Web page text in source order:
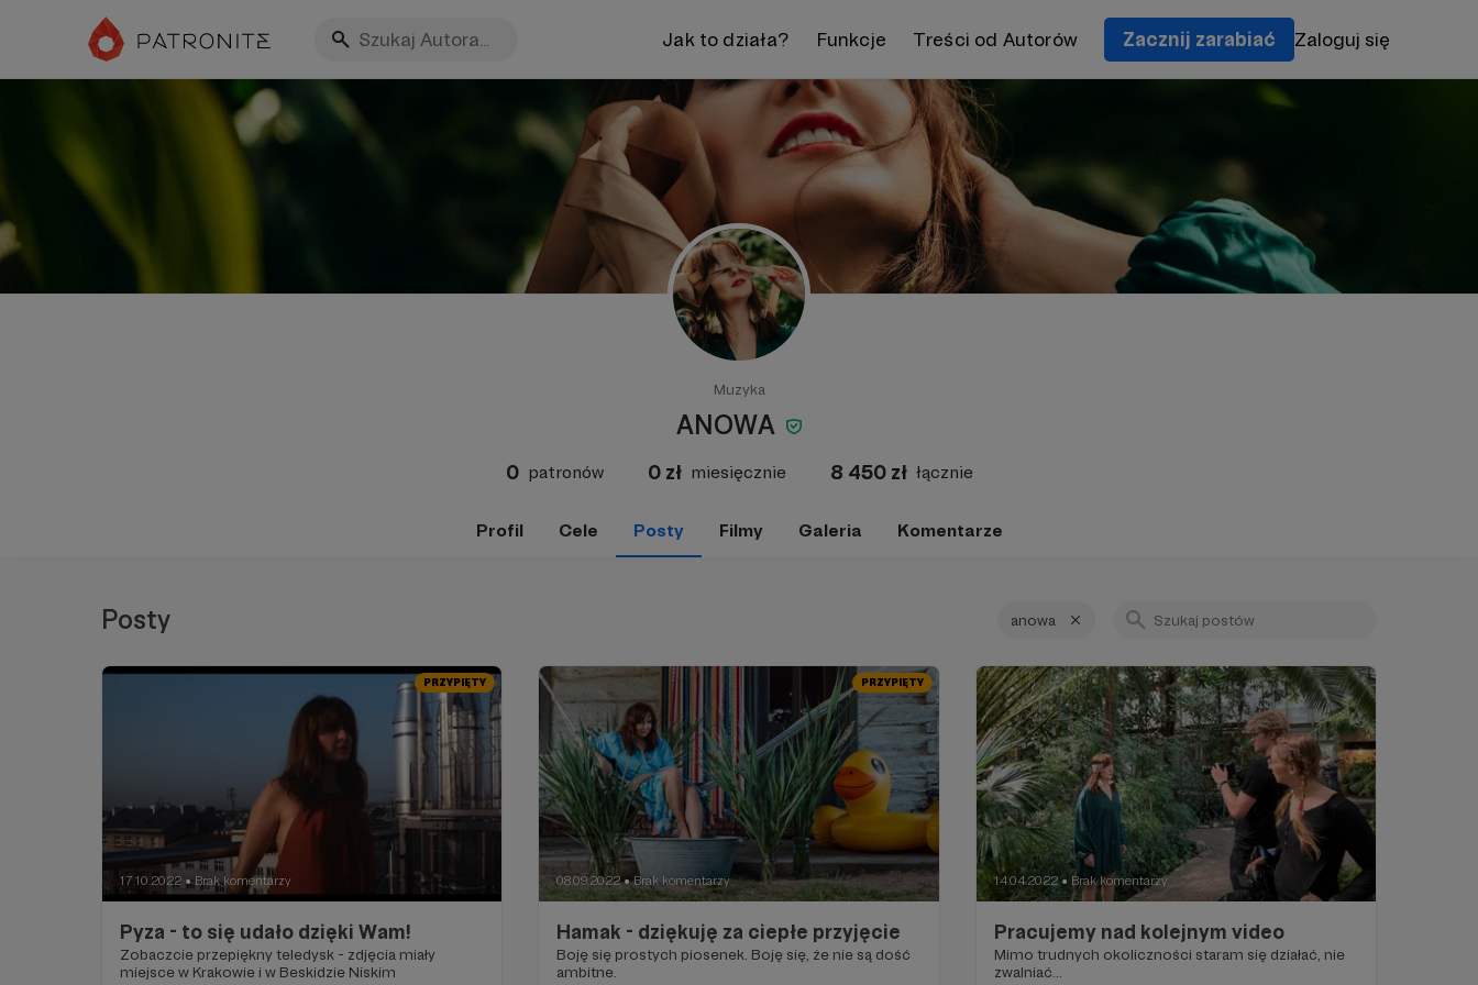
Jak to działa? Funkcje Treści od Autorów Zacznij zarabiać Zaloguj się
Muzyka
ANOWA
0 patronów 0 zł miesięcznie 8 450 zł łącznie
Profil Cele Posty Filmy Galeria Komentarze
Posty anowa
PRZYPIĘTY
17.10.2022 ● Brak komentarzy
Pyza - to się udało dzięki Wam!
Zobaczcie przepiękny teledysk - zdjęcia miały
miejsce w Krakowie i w Beskidzie Niskim
PRZYPIĘTY
08.09.2022 ● Brak komentarzy
Hamak - dziękuję za ciepłe przyjęcie
Boję się prostych piosenek. Boję się, że nie są dość
ambitne.
14.04.2022 ● Brak komentarzy
Pracujemy nad kolejnym video
Mimo trudnych okoliczności staram się działać, nie
zwalniać...